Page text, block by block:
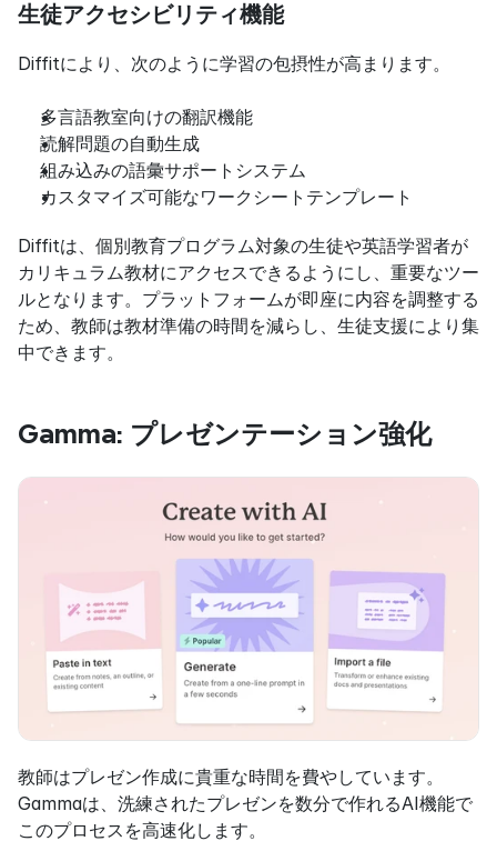
生徒アクセシビリティ機能
Diffitにより、次のように学習の包摂性が高まります。
多言語教室向けの翻訳機能
読解問題の自動生成
組み込みの語彙サポートシステム
カスタマイズ可能なワークシートテンプレート
Diffitは、個別教育プログラム対象の生徒や英語学習者が
カリキュラム教材にアクセスできるようにし、重要なツー
ルとなります。プラットフォームが即座に内容を調整する
ため、教師は教材準備の時間を減らし、生徒支援により集
中できます。
Gamma: プレゼンテーション強化
教師はプレゼン作成に貴重な時間を費やしています。
Gammaは、洗練されたプレゼンを数分で作れるAI機能で
このプロセスを高速化します。